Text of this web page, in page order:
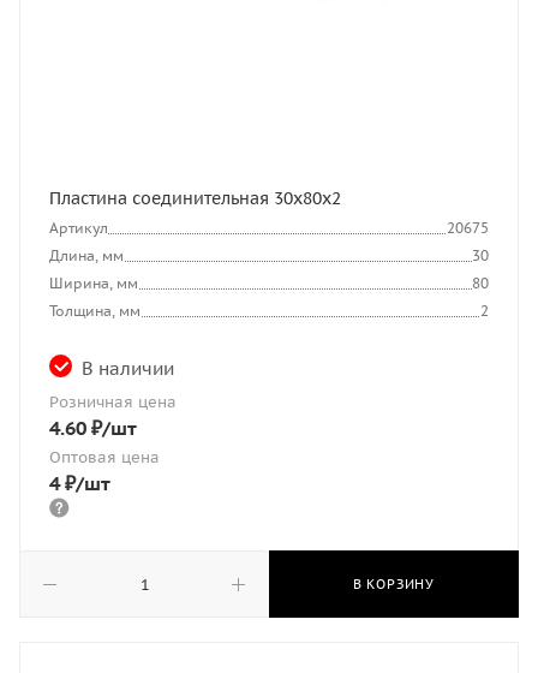
Пластина соединительная 30х80х2
Артикул
20675
Длина, мм
30
Ширина, мм
80
Толщина, мм
2
В наличии
Розничная цена
4.60 ₽/шт
Оптовая цена
4₽/шт
В КОРЗИНУ